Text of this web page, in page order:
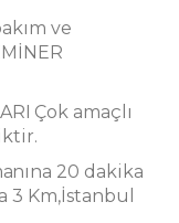
ve
Çok amaçlı
20 dakika
3 Km,İstanbul